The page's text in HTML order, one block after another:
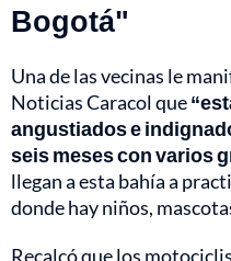
Bogotá"
Una de las vecinas le
Noticias Caracol que
angustiados e
seis meses con varios
llegan a esta bahía a
donde hay niños,
Recalcó que los